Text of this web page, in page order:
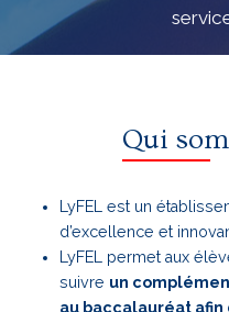
Qui
LyFEL est un
d’excellence et
LyFEL permet aux
suivre un
au baccalauréat afin